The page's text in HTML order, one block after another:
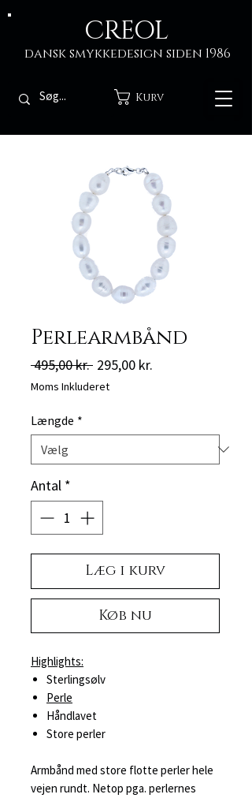
CREOL
dansk smykkedesign siden 1986
Kurv
Perlearmbånd
495,00 kr. Regulær
pris
295,00 kr.
Moms Inkluderet
Længde *
Antal *
Læg i kurv
Køb nu
Highlights:
Sterlingsølv
Perle
Håndlavet
Store perler
Armbånd med store flotte perler hele
vejen rundt. Netop pga. perlernes